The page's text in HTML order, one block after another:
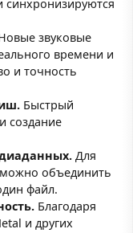
синхронизируются
звуковые
времени и
и точность
Быстрый
создание
Для
объединить
файл.
Благодаря
и других